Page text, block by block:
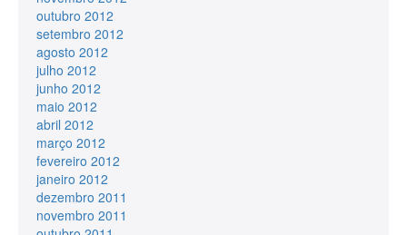
outubro 2012
setembro 2012
agosto 2012
julho 2012
junho 2012
maio 2012
abril 2012
março 2012
fevereiro 2012
janeiro 2012
dezembro 2011
novembro 2011